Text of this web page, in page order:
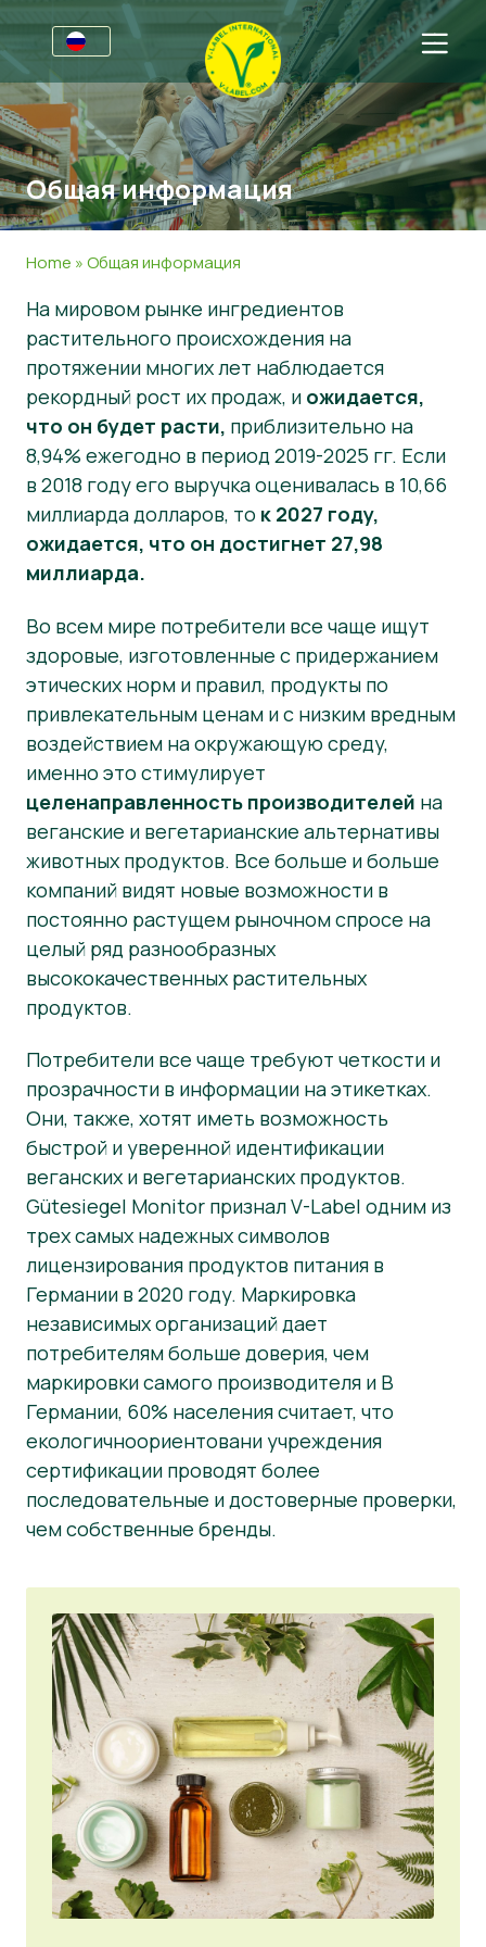
Для бизнеса
Информация для производителей
V-Label Webinars
Resources
Получить сертификат
Секторы
Общая информация
Non-Food
Для потребителей
Получить сертификат
Сообщить о злоупотреблении
Customer area
Новости
Материалы для прессы
Общая информация
Home »Общая информация
На мировом рынке ингредиентов
растительного происхождения на
протяжении многих лет наблюдается
рекордный рост их продаж, и ожидается,
что он будет расти, приблизительно на
8,94% ежегодно в период 2019-2025 гг. Если
в 2018 году его выручка оценивалась в 10,66
миллиарда долларов, то к 2027 году,
ожидается, что он достигнет 27,98
миллиарда.
Во всем мире потребители все чаще ищут
здоровые, изготовленные с придержанием
этических норм и правил, продукты по
привлекательным ценам и с низким вредным
воздействием на окружающую среду,
именно это стимулирует
целенаправленность производителей на
веганские и вегетарианские альтернативы
животных продуктов. Все больше и больше
компаний видят новые возможности в
постоянно растущем рыночном спросе на
целый ряд разнообразных
высококачественных растительных
продуктов.
Потребители все чаще требуют четкости и
прозрачности в информации на этикетках.
Они, также, хотят иметь возможность
быстрой и уверенной идентификации
веганских и вегетарианских продуктов.
Gütesiegel Monitor признал V-Label одним из
трех самых надежных символов
лицензирования продуктов питания в
Германии в 2020 году. Маркировка
независимых организаций дает
потребителям больше доверия, чем
маркировки самого производителя и В
Германии, 60% населения считает, что
екологичноориентовани учреждения
сертификации проводят более
последовательные и достоверные проверки,
чем собственные бренды.